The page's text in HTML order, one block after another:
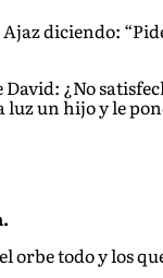
diciendo:
David: ¿No
luz un hijo y le
orbe todo y los